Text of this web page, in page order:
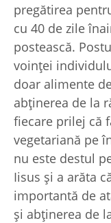
pregătirea
cu 40 de zile
postească.
voinței
doar alimente
abținerea de la
fiecare prilej că
vegetariană pe
nu este destul
Iisus și a arăta
importantă de
şi abținerea de